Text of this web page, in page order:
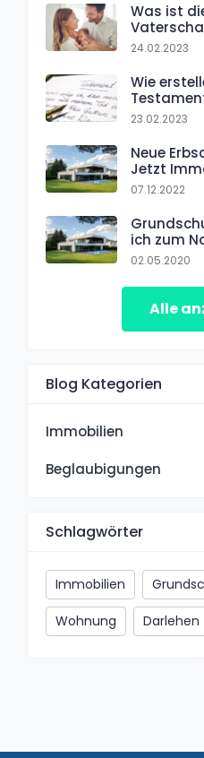
Was ist
24.02.2023
Wie
23.02.2023
Neue
Jetzt
07.12.2022
ich zum
02.05.2020
Alle
Blog Kategorien
Immobilien
Beglaubigungen
Schlagwörter
Immobilien
Wohnung Darlehen